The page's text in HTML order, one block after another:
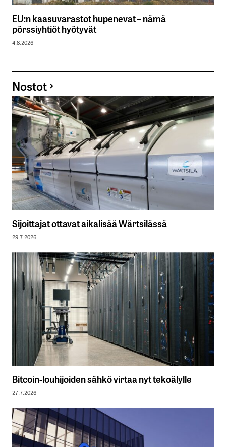
EU:n kaasuvarastot hupenevat – nämä
pörssiyhtiöt hyötyvät
4.8.2026
Nostot
Sijoittajat ottavat aikalisää Wärtsilässä
29.7.2026
Bitcoin-louhijoiden sähkö virtaa nyt tekoälylle
27.7.2026